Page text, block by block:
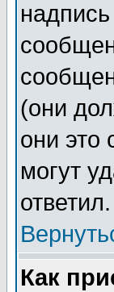
(они
они это
могут
ответил.
Как